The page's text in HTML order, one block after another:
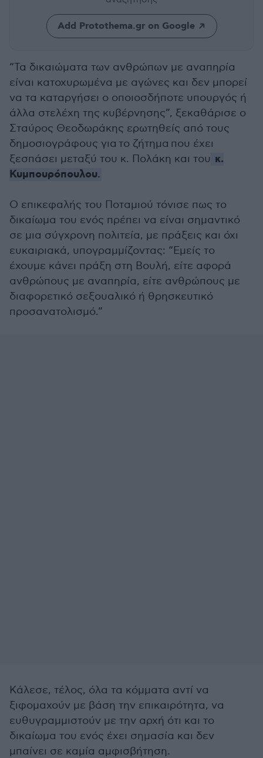
Add Protothema.gr on Google
“Τα δικαιώματα των ανθρώπων με αναπηρία
είναι κατοχυρωμένα με αγώνες και δεν μπορεί
να τα καταργήσει ο οποιοσδήποτε υπουργός ή
άλλα στελέχη της κυβέρνησης”, ξεκαθάρισε ο
Σταύρος Θεοδωράκης ερωτηθείς από τους
δημοσιογράφους για το ζήτημα που έχει
ξεσπάσει μεταξύ του κ. Πολάκη και του κ.
Κυμπουρόπουλου.
Ο επικεφαλής του Ποταμιού τόνισε πως το
δικαίωμα του ενός πρέπει να είναι σημαντικό
σε μια σύγχρονη πολιτεία, με πράξεις και όχι
ευκαιριακά, υπογραμμίζοντας: “Εμείς το
έχουμε κάνει πράξη στη Βουλή, είτε αφορά
ανθρώπους με αναπηρία, είτε ανθρώπους με
διαφορετικό σεξουαλικό ή θρησκευτικό
προσανατολισμό.”
Κάλεσε, τέλος, όλα τα κόμματα αντί να
ξιφομαχούν με βάση την επικαιρότητα, να
ευθυγραμμιστούν με την αρχή ότι και το
δικαίωμα του ενός έχει σημασία και δεν
μπαίνει σε καμία αμφισβήτηση.